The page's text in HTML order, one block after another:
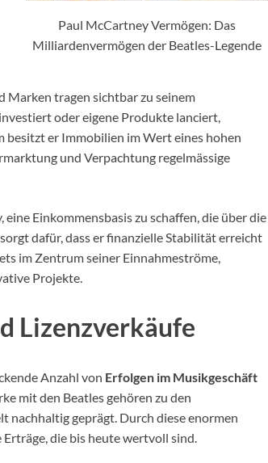
Paul McCartney Vermögen: Das
Milliardenvermögen der Beatles-Legende
Marken tragen sichtbar zu seinem
oder eigene Produkte lanciert,
besitzt er Immobilien im Wert eines hohen
und Verpachtung regelmässige
Einkommensbasis zu schaffen, die über die
dafür, dass er finanzielle Stabilität erreicht
im Zentrum seiner Einnahmeströme,
Projekte.
Lizenzverkäufe
Anzahl von Erfolgen im Musikgeschäft
mit den Beatles gehören zu den
nachhaltig geprägt. Durch diese enormen
die bis heute wertvoll sind.